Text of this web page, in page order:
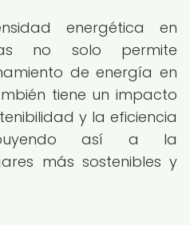
energética en
no solo permite
de energía en
tiene un impacto
y la eficiencia
así a la
más sostenibles y